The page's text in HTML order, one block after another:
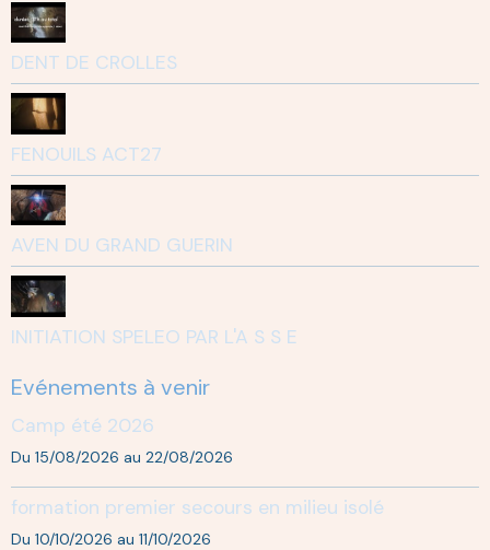
DENT DE CROLLES
FENOUILS ACT27
AVEN DU GRAND GUERIN
INITIATION SPELEO PAR L'A S S E
Evénements à venir
Camp été 2026
Du 15/08/2026 au 22/08/2026
formation premier secours en milieu isolé
Du 10/10/2026 au 11/10/2026